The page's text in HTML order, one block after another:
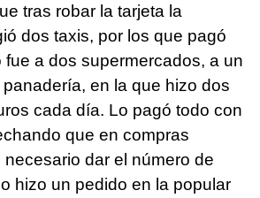
tras robar la tarjeta la
dos taxis, por los que pagó
fue a dos supermercados, a un
en la que hizo dos
cada día. Lo pagó todo con
que en compras
dar el número de
hizo un pedido en la popular